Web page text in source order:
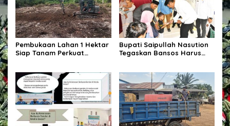
Pembukaan Lahan 1 Hektar
Siap Tanam Perkuat
Bupati Saipullah Nasution
Tegaskan Bansos Harus
Data Desa